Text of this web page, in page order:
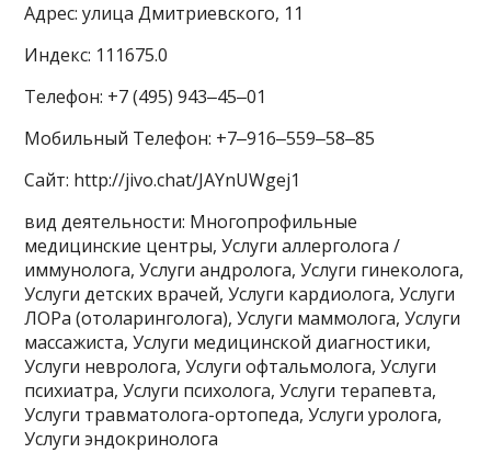
Адрес: улица Дмитриевского, 11
Индекс: 111675.0
Телефон: +7 (495) 943‒45‒01
Мобильный Телефон: +7‒916‒559‒58‒85
Сайт: http://jivo.chat/JAYnUWgej1
вид деятельности: Многопрофильные
медицинские центры, Услуги аллерголога /
иммунолога, Услуги андролога, Услуги гинеколога,
Услуги детских врачей, Услуги кардиолога, Услуги
ЛОРа (отоларинголога), Услуги маммолога, Услуги
массажиста, Услуги медицинской диагностики,
Услуги невролога, Услуги офтальмолога, Услуги
психиатра, Услуги психолога, Услуги терапевта,
Услуги травматолога-ортопеда, Услуги уролога,
Услуги эндокринолога